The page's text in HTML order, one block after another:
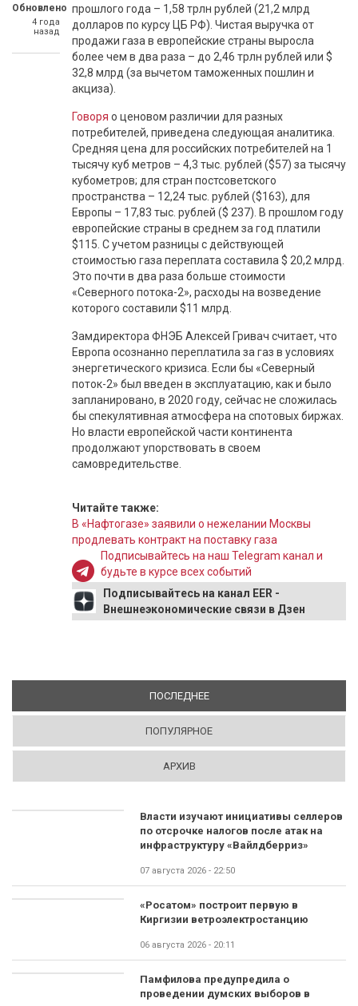
Обновлено
4 года
назад
прошлого года – 1,58 трлн рублей (21,2 млрд
долларов по курсу ЦБ РФ). Чистая выручка от
продажи газа в европейские страны выросла
более чем в два раза – до 2,46 трлн рублей или $
32,8 млрд (за вычетом таможенных пошлин и
акциза).
Говоря о ценовом различии для разных
потребителей, приведена следующая аналитика.
Средняя цена для российских потребителей на 1
тысячу куб метров – 4,3 тыс. рублей ($57) за тысячу
кубометров; для стран постсоветского
пространства – 12,24 тыс. рублей ($163), для
Европы – 17,83 тыс. рублей ($ 237). В прошлом году
европейские страны в среднем за год платили
$115. С учетом разницы с действующей
стоимостью газа переплата составила $ 20,2 млрд.
Это почти в два раза больше стоимости
«Северного потока-2», расходы на возведение
которого составили $11 млрд.
Замдиректора ФНЭБ Алексей Гривач считает, что
Европа осознанно переплатила за газ в условиях
энергетического кризиса. Если бы «Северный
поток-2» был введен в эксплуатацию, как и было
запланировано, в 2020 году, сейчас не сложилась
бы спекулятивная атмосфера на спотовых биржах.
Но власти европейской части континента
продолжают упорствовать в своем
самовредительстве.
Читайте также:
В «Нафтогазе» заявили о нежелании Москвы
продлевать контракт на поставку газа
Подписывайтесь на наш Telegram канал и
будьте в курсе всех событий
Подписывайтесь на канал EER -
Внешнеэкономические связи в Дзен
ПОСЛЕДНЕЕ(АКТИВНАЯ ВКЛАДКА)
ПОПУЛЯРНОЕ
АРХИВ
Власти изучают инициативы селлеров
по отсрочке налогов после атак на
инфраструктуру «Вайлдберриз»
07 августа 2026 - 22:50
«Росатом» построит первую в
Киргизии ветроэлектростанцию
06 августа 2026 - 20:11
Памфилова предупредила о
проведении думских выборов в